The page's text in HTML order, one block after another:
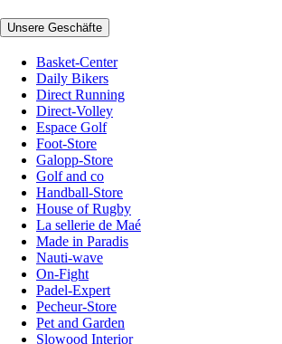
Unsere Geschäfte
Basket-Center
Daily Bikers
Direct Running
Direct-Volley
Espace Golf
Foot-Store
Galopp-Store
Golf and co
Handball-Store
House of Rugby
La sellerie de Maé
Made in Paradis
Nauti-wave
On-Fight
Padel-Expert
Pecheur-Store
Pet and Garden
Slowood Interior